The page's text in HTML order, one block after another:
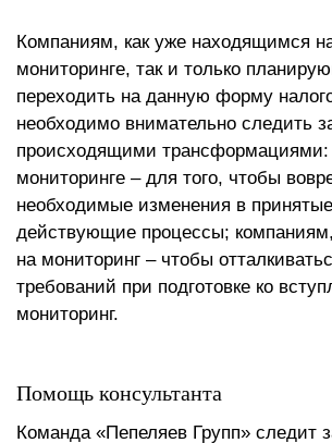
Компаниям, как уже находящимся
мониторинге, так и только
переходить на данную форму
необходимо внимательно следить
происходящими трансформациями:
мониторинге – для того, чтобы
необходимые изменения в
действующие процессы;
на мониторинг – чтобы
требований при подготовке ко
мониторинг.
Помощь консультанта
Команда «Пепеляев Групп» следит